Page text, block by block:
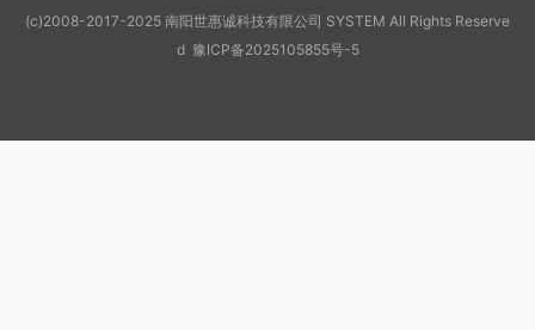
(c)2008-2017-2025 南阳世惠诚科技有限公司 SYSTEM All Rights Reserve
d 豫ICP备2025105855号-5